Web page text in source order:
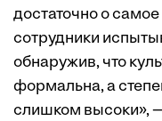
достаточно о
сотрудники
обнаружив, что
формальна, а
слишком высоки»,